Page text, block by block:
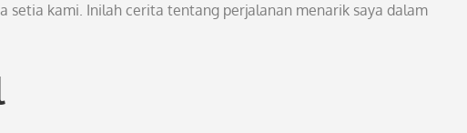
kami. Inilah cerita tentang perjalanan menarik saya dalam